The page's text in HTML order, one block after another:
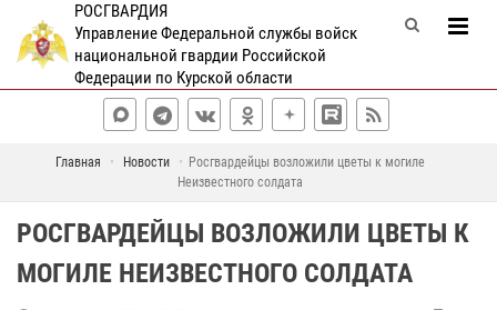
РОСГВАРДИЯ
Управление Федеральной службы войск
национальной гвардии Российской
Федерации по Курской области
Главная Новости
Росгвардейцы возложили цветы к могиле
Неизвестного солдата
РОСГВАРДЕЙЦЫ ВОЗЛОЖИЛИ ЦВЕТЫ К
МОГИЛЕ НЕИЗВЕСТНОГО СОЛДАТА